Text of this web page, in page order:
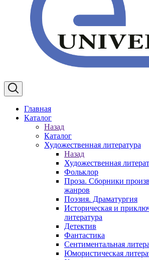
Главная
Каталог
Назад
Каталог
Художественная литература
Назад
Художественная
Фольклор
Проза. Сборники
жанров
Поэзия. Драматургия
Историческая и
литература
Детектив
Фантастика
Сентиментальная
Юмористическая